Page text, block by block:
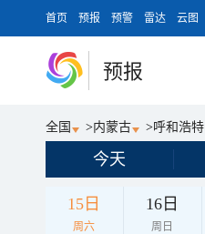
首页 预报 预警 雷达 云图
预报
全国 >内蒙古 >呼和浩特
今天
15日
周六
16日
周日